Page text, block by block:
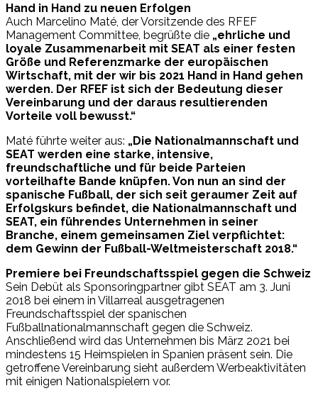
Hand in Hand zu neuen Erfolgen
Auch Marcelino Maté, der Vorsitzende des RFEF
Management Committee, begrüßte die „ehrliche und
loyale Zusammenarbeit mit SEAT als einer festen
Größe und Referenzmarke der europäischen
Wirtschaft, mit der wir bis 2021 Hand in Hand gehen
werden. Der RFEF ist sich der Bedeutung dieser
Vereinbarung und der daraus resultierenden
Vorteile voll bewusst.“
Maté führte weiter aus: „Die Nationalmannschaft und
SEAT werden eine starke, intensive,
freundschaftliche und für beide Parteien
vorteilhafte Bande knüpfen. Von nun an sind der
spanische Fußball, der sich seit geraumer Zeit auf
Erfolgskurs befindet, die Nationalmannschaft und
SEAT, ein führendes Unternehmen in seiner
Branche, einem gemeinsamen Ziel verpflichtet:
dem Gewinn der Fußball-Weltmeisterschaft 2018.“
Premiere bei Freundschaftsspiel gegen die Schweiz
Sein Debüt als Sponsoringpartner gibt SEAT am 3. Juni
2018 bei einem in Villarreal ausgetragenen
Freundschaftsspiel der spanischen
Fußballnationalmannschaft gegen die Schweiz.
Anschließend wird das Unternehmen bis März 2021 bei
mindestens 15 Heimspielen in Spanien präsent sein. Die
getroffene Vereinbarung sieht außerdem Werbeaktivitäten
mit einigen Nationalspielern vor.